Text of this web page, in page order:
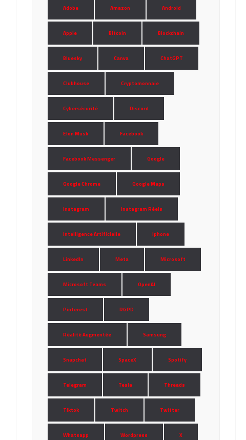
Adobe Amazon Android
Apple Bitcoin Blockchain
Bluesky Canva ChatGPT
Clubhouse Cryptomonnaie
Cybersécurité Discord
Elon Musk Facebook
Facebook Messenger Google
Google Chrome Google Maps
Instagram Instagram Réels
Intelligence Artificielle Iphone
LinkedIn Meta Microsoft
Microsoft Teams OpenAI
Pinterest RGPD
Réalité Augmentée Samsung
Snapchat SpaceX Spotify
Telegram Tesla Threads
Tiktok Twitch Twitter
Whatsapp Wordpress X